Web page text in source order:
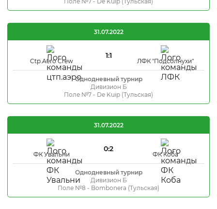
Ctp.Aero Crew
1:1
ЛФК "Подсолнухи"
31.07.2022
Однодневный турнир
Дивизион Б
Поле №7 - De Kuip (Тульская)
ФК Увальни
0:2
ФК Коба
31.07.2022
Однодневный турнир
Дивизион Б
Поле №8 - Bombonera (Тульская)